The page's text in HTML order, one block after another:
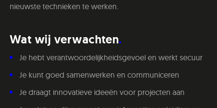
nieuwste technieken te werken.
Wat wij verwachten
Je hebt verantwoordelijkheidsgevoel en werkt secuur
Je kunt goed samenwerken en communiceren
Je draagt innovatieve ideeën voor projecten aan